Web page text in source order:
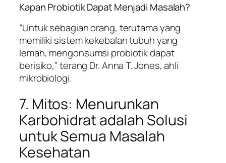
Kapan Probiotik Dapat Menjadi Masalah?
“Untuk sebagian orang, terutama yang
memiliki sistem kekebalan tubuh yang
lemah, mengonsumsi probiotik dapat
berisiko,” terang Dr. Anna T. Jones, ahli
mikrobiologi.
7. Mitos: Menurunkan
Karbohidrat adalah Solusi
untuk Semua Masalah
Kesehatan